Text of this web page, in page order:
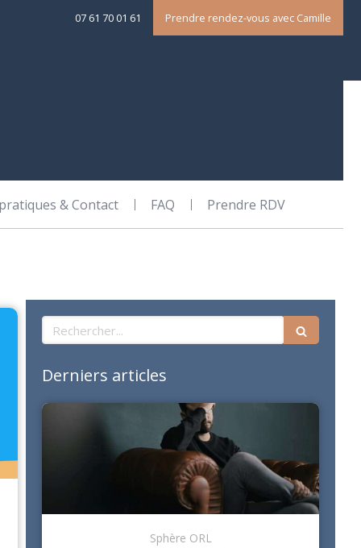
Prendre rendez-vous avec Camille
07 61 70 01 61
& Contact FAQ Prendre RDV
Rechercher
Derniers articles
Sphère ORL